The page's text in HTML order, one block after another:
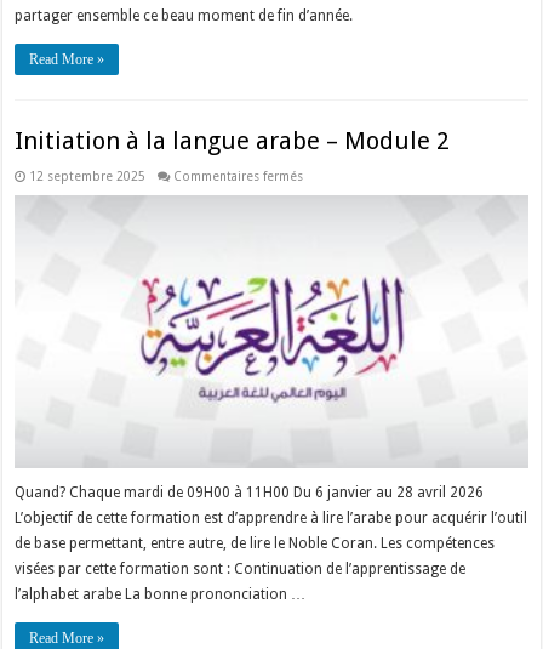
partager ensemble ce beau moment de fin d’année.
Read More »
Initiation à la langue arabe – Module 2
12 septembre 2025 Commentaires ferméssur
Module
Quand? Chaque mardi de 09H00 à 11H00 Du 6 janvier au 28 avril 2026
L’objectif de cette formation est d’apprendre à lire l’arabe pour acquérir l’outil
de base permettant, entre autre, de lire le Noble Coran. Les compétences
visées par cette formation sont : Continuation de l’apprentissage de
l’alphabet arabe La bonne prononciation …
Read More »